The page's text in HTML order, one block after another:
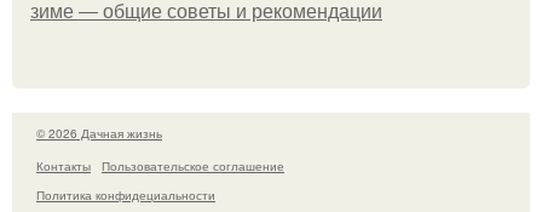
зиме — общие советы и рекомендации
© 2026 Дачная жизнь
Контакты
Пользовательское соглашение
Политика конфидециальности